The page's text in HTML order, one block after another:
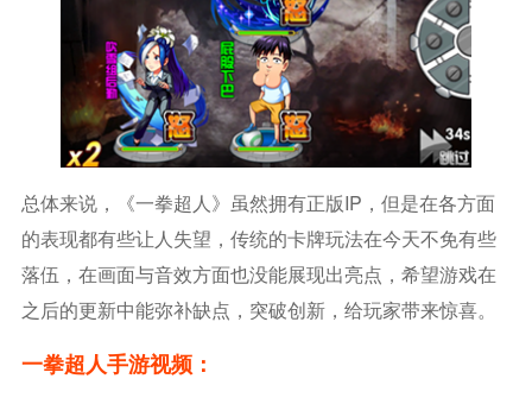
总体来说，《一拳超人》虽然拥有正版IP，但是在各方面
的表现都有些让人失望，传统的卡牌玩法在今天不免有些
落伍，在画面与音效方面也没能展现出亮点，希望游戏在
之后的更新中能弥补缺点，突破创新，给玩家带来惊喜。
一拳超人手游视频：